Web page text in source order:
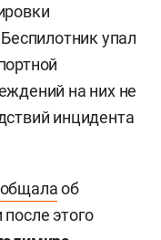
упал
на них не
инцидента
об
этого